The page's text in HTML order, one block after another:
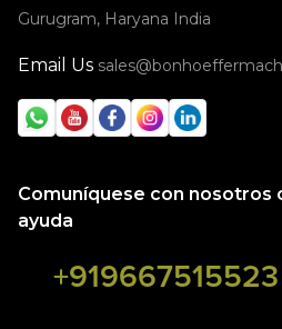
Gurugram, Haryana India
Email Us
Comuníquese con nosotros
ayuda
+919667515523